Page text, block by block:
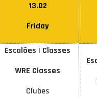
13.02
Friday
Escalões | Classes
WRE Classes
Clubes